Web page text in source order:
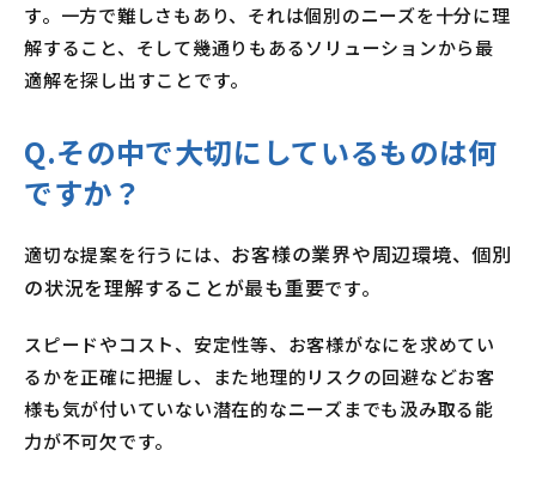
す。一方で難しさもあり、それは個別のニーズを十分に理
解すること、そして幾通りもあるソリューションから最
適解を探し出すことです。
Q.その中で大切にしているものは何
ですか？
適切な提案を行うには、 お客様の業界や周辺環境、個別
の状況を理解することが最も重要です。
スピードやコスト、安定性等、お客様がなにを求めてい
るかを正確に把握し、また地理的リスクの回避などお客
様も気が付いていない潜在的なニーズまでも汲み取る能
力が不可欠です。